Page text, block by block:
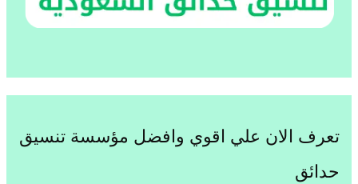
تعرف الان علي اقوي وافضل مؤسسة تنسيق
حدائق